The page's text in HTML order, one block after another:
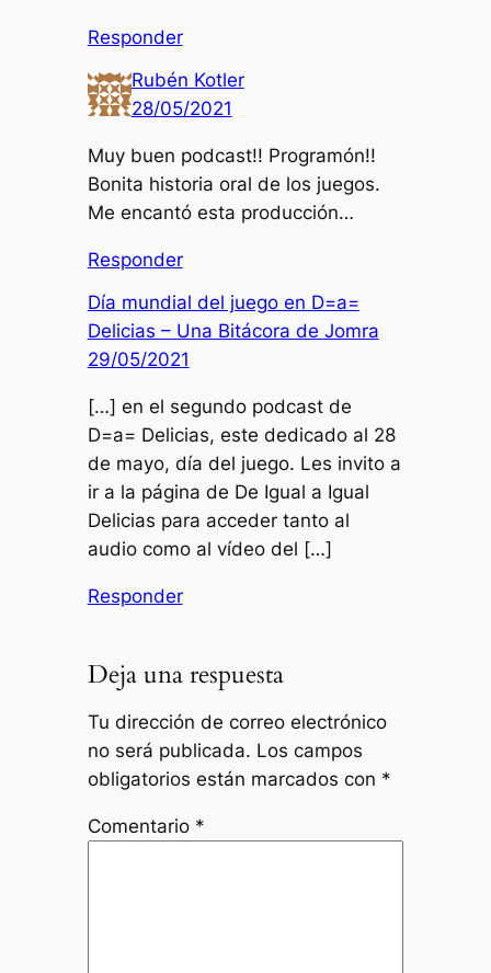
Responder
Rubén Kotler
28/05/2021
Muy buen podcast!! Programón!!
Bonita historia oral de los juegos.
Me encantó esta producción…
Responder
Día mundial del juego en D=a=
Delicias – Una Bitácora de Jomra
29/05/2021
[…] en el segundo podcast de
D=a= Delicias, este dedicado al 28
de mayo, día del juego. Les invito a
ir a la página de De Igual a Igual
Delicias para acceder tanto al
audio como al vídeo del […]
Responder
Deja una respuesta
Tu dirección de correo electrónico
no será publicada. Los campos
obligatorios están marcados con *
Comentario *